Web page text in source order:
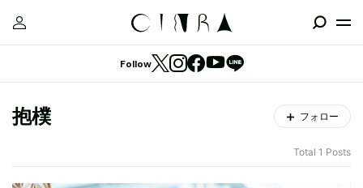
Follow
抱樸 フォロー
Total 1 Posts